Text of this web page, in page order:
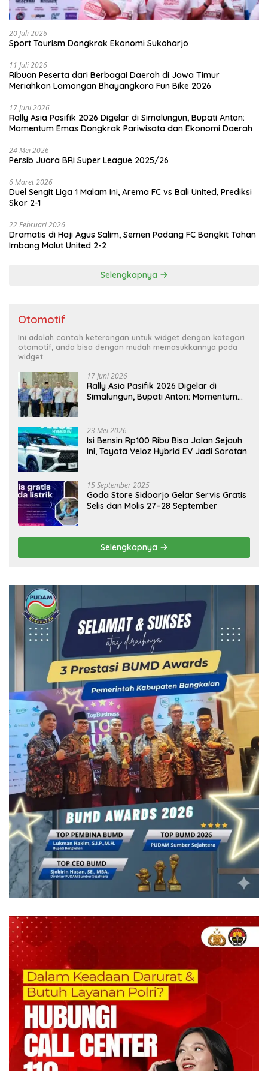
20 Juli 2026
Sport Tourism Dongkrak Ekonomi Sukoharjo
11 Juli 2026
Ribuan Peserta dari Berbagai Daerah di Jawa Timur
Meriahkan Lamongan Bhayangkara Fun Bike 2026
17 Juni 2026
Rally Asia Pasifik 2026 Digelar di Simalungun, Bupati Anton:
Momentum Emas Dongkrak Pariwisata dan Ekonomi Daerah
24 Mei 2026
Persib Juara BRI Super League 2025/26
6 Maret 2026
Duel Sengit Liga 1 Malam Ini, Arema FC vs Bali United, Prediksi
Skor 2-1
22 Februari 2026
Dramatis di Haji Agus Salim, Semen Padang FC Bangkit Tahan
Imbang Malut United 2-2
Selengkapnya
Otomotif
Ini adalah contoh keterangan untuk widget dengan kategori
otomotif, anda bisa dengan mudah memasukkannya pada
widget.
17 Juni 2026
Rally Asia Pasifik 2026 Digelar di
Simalungun, Bupati Anton: Momentum
23 Mei 2026
Isi Bensin Rp100 Ribu Bisa Jalan Sejauh
Ini, Toyota Veloz Hybrid EV Jadi Sorotan
15 September 2025
Goda Store Sidoarjo Gelar Servis Gratis
Selis dan Molis 27–28 September
Selengkapnya